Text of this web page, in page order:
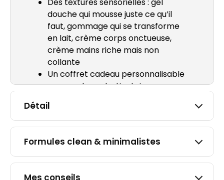
douche qui mousse juste ce qu’il
faut, gommage qui se transforme
en lait, crème corps onctueuse,
crème mains riche mais non
collante
Un coffret cadeau personnalisable
au nom de sa destinataire
au sein d’un laboratoire qui emploie
majoritairement des personnes en
Détail
Formules clean & minimalistes
Mes conseils